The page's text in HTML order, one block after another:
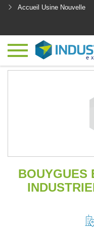
Accueil Usine Nouvelle
BOUYGUES